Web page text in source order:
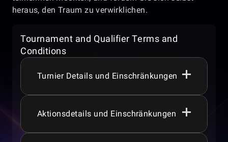
heraus, den Traum zu verwirklichen.
Tournament and Qualifier Terms and
Conditions
Turnier Details und Einschränkungen
Spieler müssen mindestens 18+ Jahre alt
Aktionsdetails und Einschränkungen